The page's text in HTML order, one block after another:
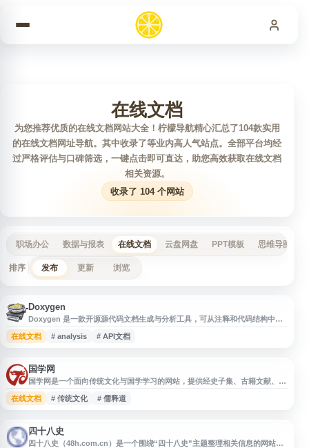
在线文档
为您推荐优质的在线文档网站大全！柠檬导航精心汇总了104款实用
的在线文档网址导航。其中收录了等业内高人气站点。全部平台均经
过严格评估与口碑筛选，一键点击即可直达，助您高效获取在线文档
相关资源。
收录了 104 个网站
职场办公 数据与报表 在线文档 云盘网盘 PPT模板 思维导图
排序 发布 更新 浏览
Doxygen
Doxygen 是一款开源源代码文档生成与分析工具，可从注释和代码结构中自
动生成 HTML、PDF 等格式的参考文档，并支持依赖关系、调用关系和类继
承图展示。适用于 C++、C、Python、Java 等多种编程语言，采用 GPL 许
在线文档 # analysis # API文档
国学网
国学网是一个面向传统文化与国学学习的网站，提供经史子集、古籍文献、学
术研究、文化资讯等相关内容，涵盖儒释道思想、历史文学、诗词典籍、民俗
文化等领域。网站适合国学爱好者、研究者及传统文化学习者查阅资料、了解
在线文档 # 传统文化 # 儒释道
四十八史
四十八史（48h.com.cn）是一个围绕“四十八史”主题整理相关信息的网站，